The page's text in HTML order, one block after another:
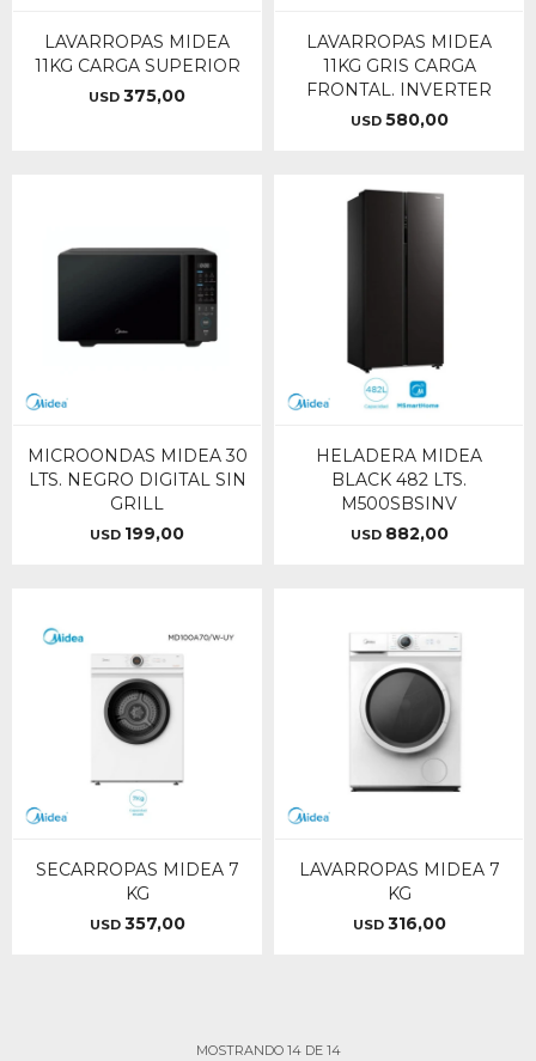
LAVARROPAS MIDEA
11KG CARGA SUPERIOR
USD 375,00
LAVARROPAS MIDEA
11KG GRIS CARGA
FRONTAL. INVERTER
USD 580,00
MICROONDAS MIDEA 30
LTS. NEGRO DIGITAL SIN
GRILL
USD 199,00
HELADERA MIDEA
BLACK 482 LTS.
M500SBSINV
USD 882,00
SECARROPAS MIDEA 7
KG
USD 357,00
LAVARROPAS MIDEA 7
KG
USD 316,00
MOSTRANDO 14DE 14